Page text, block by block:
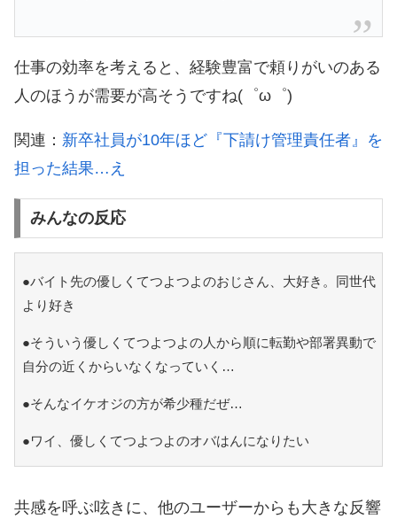
仕事の効率を考えると、経験豊富で頼りがいのある
人のほうが需要が高そうですね(゜ω゜)
関連： 新卒社員が10年ほど『下請け管理責任者』を
担った結果…え
みんなの反応
●バイト先の優しくてつよつよのおじさん、大好き。同世代
より好き
●そういう優しくてつよつよの人から順に転勤や部署異動で
自分の近くからいなくなっていく…
●そんなイケオジの方が希少種だぜ…
●ワイ、優しくてつよつよのオバはんになりたい
共感を呼ぶ呟きに、他のユーザーからも大きな反響